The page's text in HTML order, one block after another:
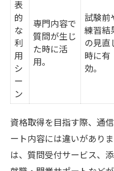
表
的
な
利
用
シ
ー
ン
専門内容で
質問が生じ
た時に活
用。
試験前
練習結
の見直
時に有
効。
資格取得を目指す際、通
ート内容には違いがあり
は、質問受付サービス、